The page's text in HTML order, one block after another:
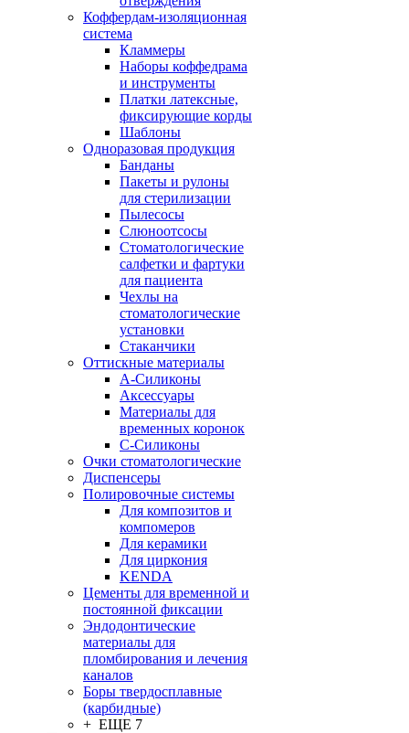
Коффердам-изоляционная
система
Кламмеры
Наборы коффедрама
и инструменты
Платки латексные,
фиксирующие корды
Шаблоны
Одноразовая продукция
Банданы
Пакеты и рулоны
для стерилизации
Пылесосы
Слюноотсосы
Стоматологические
салфетки и фартуки
для пациента
Чехлы на
стоматологические
установки
Стаканчики
Оттискные материалы
А-Силиконы
Аксессуары
Материалы для
временных коронок
С-Силиконы
Очки стоматологические
Диспенсеры
Полировочные системы
Для композитов и
компомеров
Для керамики
Для циркония
KENDA
Цементы для временной и
постоянной фиксации
Эндодонтические
материалы для
пломбирования и лечения
каналов
Боры твердосплавные
(карбидные)
+ ЕЩЕ 7